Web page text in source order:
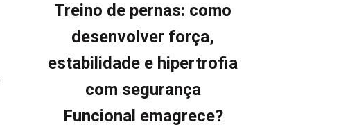
Treino de pernas: como
desenvolver força,
estabilidade e hipertrofia
com segurança
Funcional emagrece?